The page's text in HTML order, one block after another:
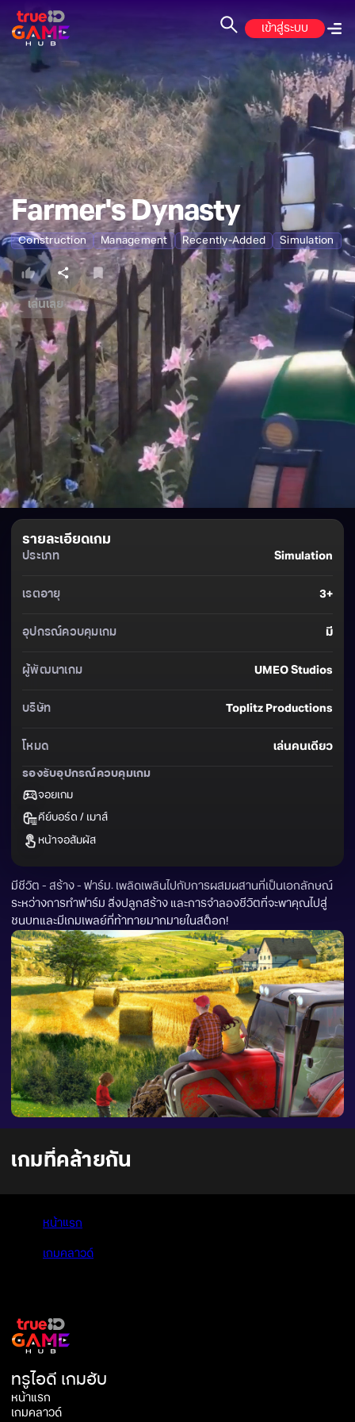
เข้าสู่ระบบ
Farmer's Dynasty
Construction Management Recently-Added Simulation
เล่นเลย
มีชีวิต - สร้าง - ฟาร์ม: เพลิดเพลินไปกับการผสมผสานที่เป็นเอกลักษณ์
ระหว่างการทำฟาร์ม สิ่งปลูกสร้าง และการจำลองชีวิตที่จะพาคุณไปสู่
ชนบทและมีเกมเพลย์ที่ท้าทายมากมายในสต็อก!
รายละเอียดเกม
ประเภท Simulation
เรตอายุ 3+
อุปกรณ์ควบคุมเกม มี
ผู้พัฒนาเกม UMEO Studios
บริษัท Toplitz Productions
โหมด เล่นคนเดียว
รองรับอุปกรณ์ควบคุมเกม
จอยเกม
คีย์บอร์ด / เมาส์
หน้าจอสัมผัส
เกมที่คล้ายกัน
หน้าแรก
เกมคลาวด์
ทรูไอดี เกมฮับ
หน้าแรก
เกมคลาวด์